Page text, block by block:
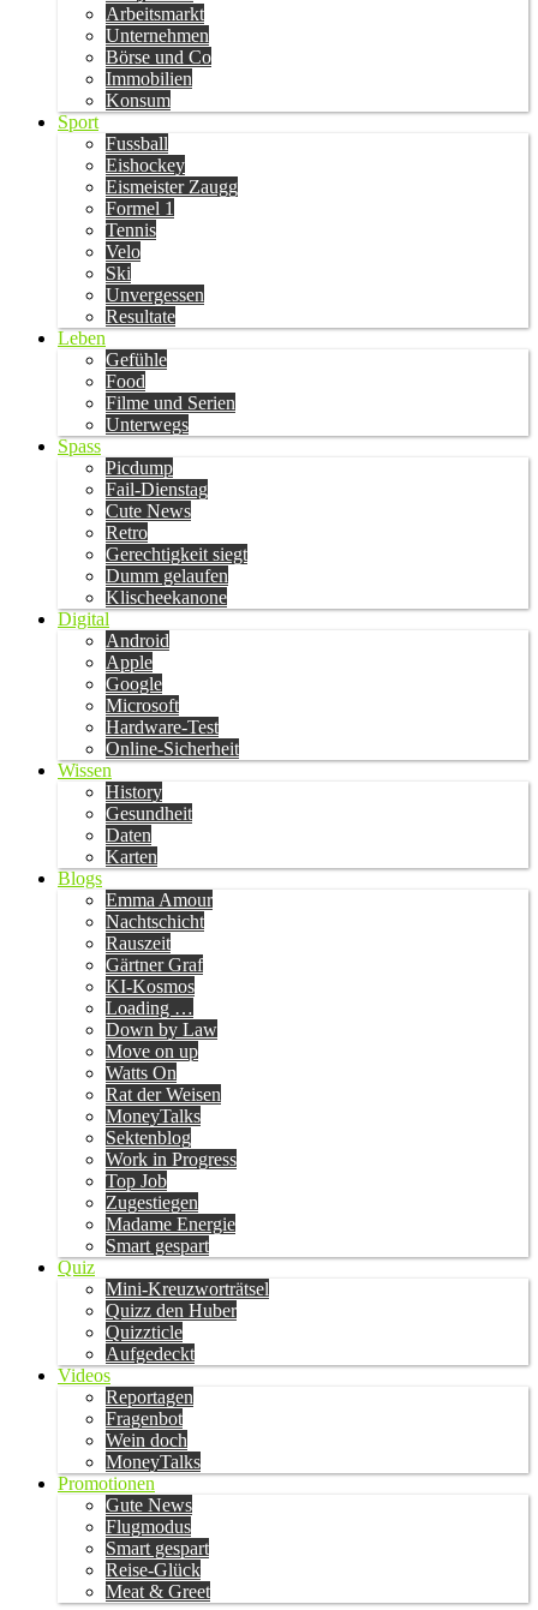
Arbeitsmarkt
Unternehmen
Börse und Co
Immobilien
Konsum
Sport
Fussball
Eishockey
Eismeister Zaugg
Formel 1
Tennis
Velo
Ski
Unvergessen
Resultate
Leben
Gefühle
Food
Filme und Serien
Unterwegs
Spass
Picdump
Fail-Dienstag
Cute News
Retro
Gerechtigkeit siegt
Dumm gelaufen
Klischeekanone
Digital
Android
Apple
Google
Microsoft
Hardware-Test
Online-Sicherheit
Wissen
History
Gesundheit
Daten
Karten
Blogs
Emma Amour
Nachtschicht
Rauszeit
Gärtner Graf
KI-Kosmos
Loading …
Down by Law
Move on up
Watts On
Rat der Weisen
MoneyTalks
Sektenblog
Work in Progress
Top Job
Zugestiegen
Madame Energie
Smart gespart
Quiz
Mini-Kreuzworträtsel
Quizz den Huber
Quizzticle
Aufgedeckt
Videos
Reportagen
Fragenbot
Wein doch
MoneyTalks
Promotionen
Gute News
Flugmodus
Smart gespart
Reise-Glück
Meat & Greet